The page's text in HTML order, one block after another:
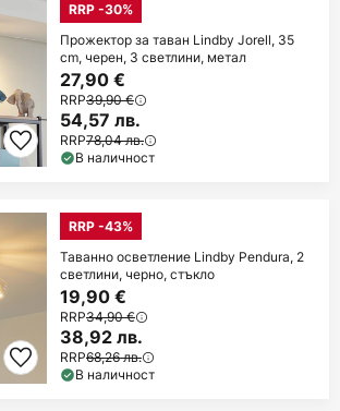
RRP -30%
Прожектор за таван Lindby Jorell, 35
cm, черен, 3 светлини, метал
27,90 €
RRP39,90 €
54,57 лв.
RRP78,04 лв.
В наличност
RRP -43%
Таванно осветление Lindby Pendura, 2
светлини, черно, стъкло
19,90 €
RRP34,90 €
38,92 лв.
RRP68,26 лв.
В наличност